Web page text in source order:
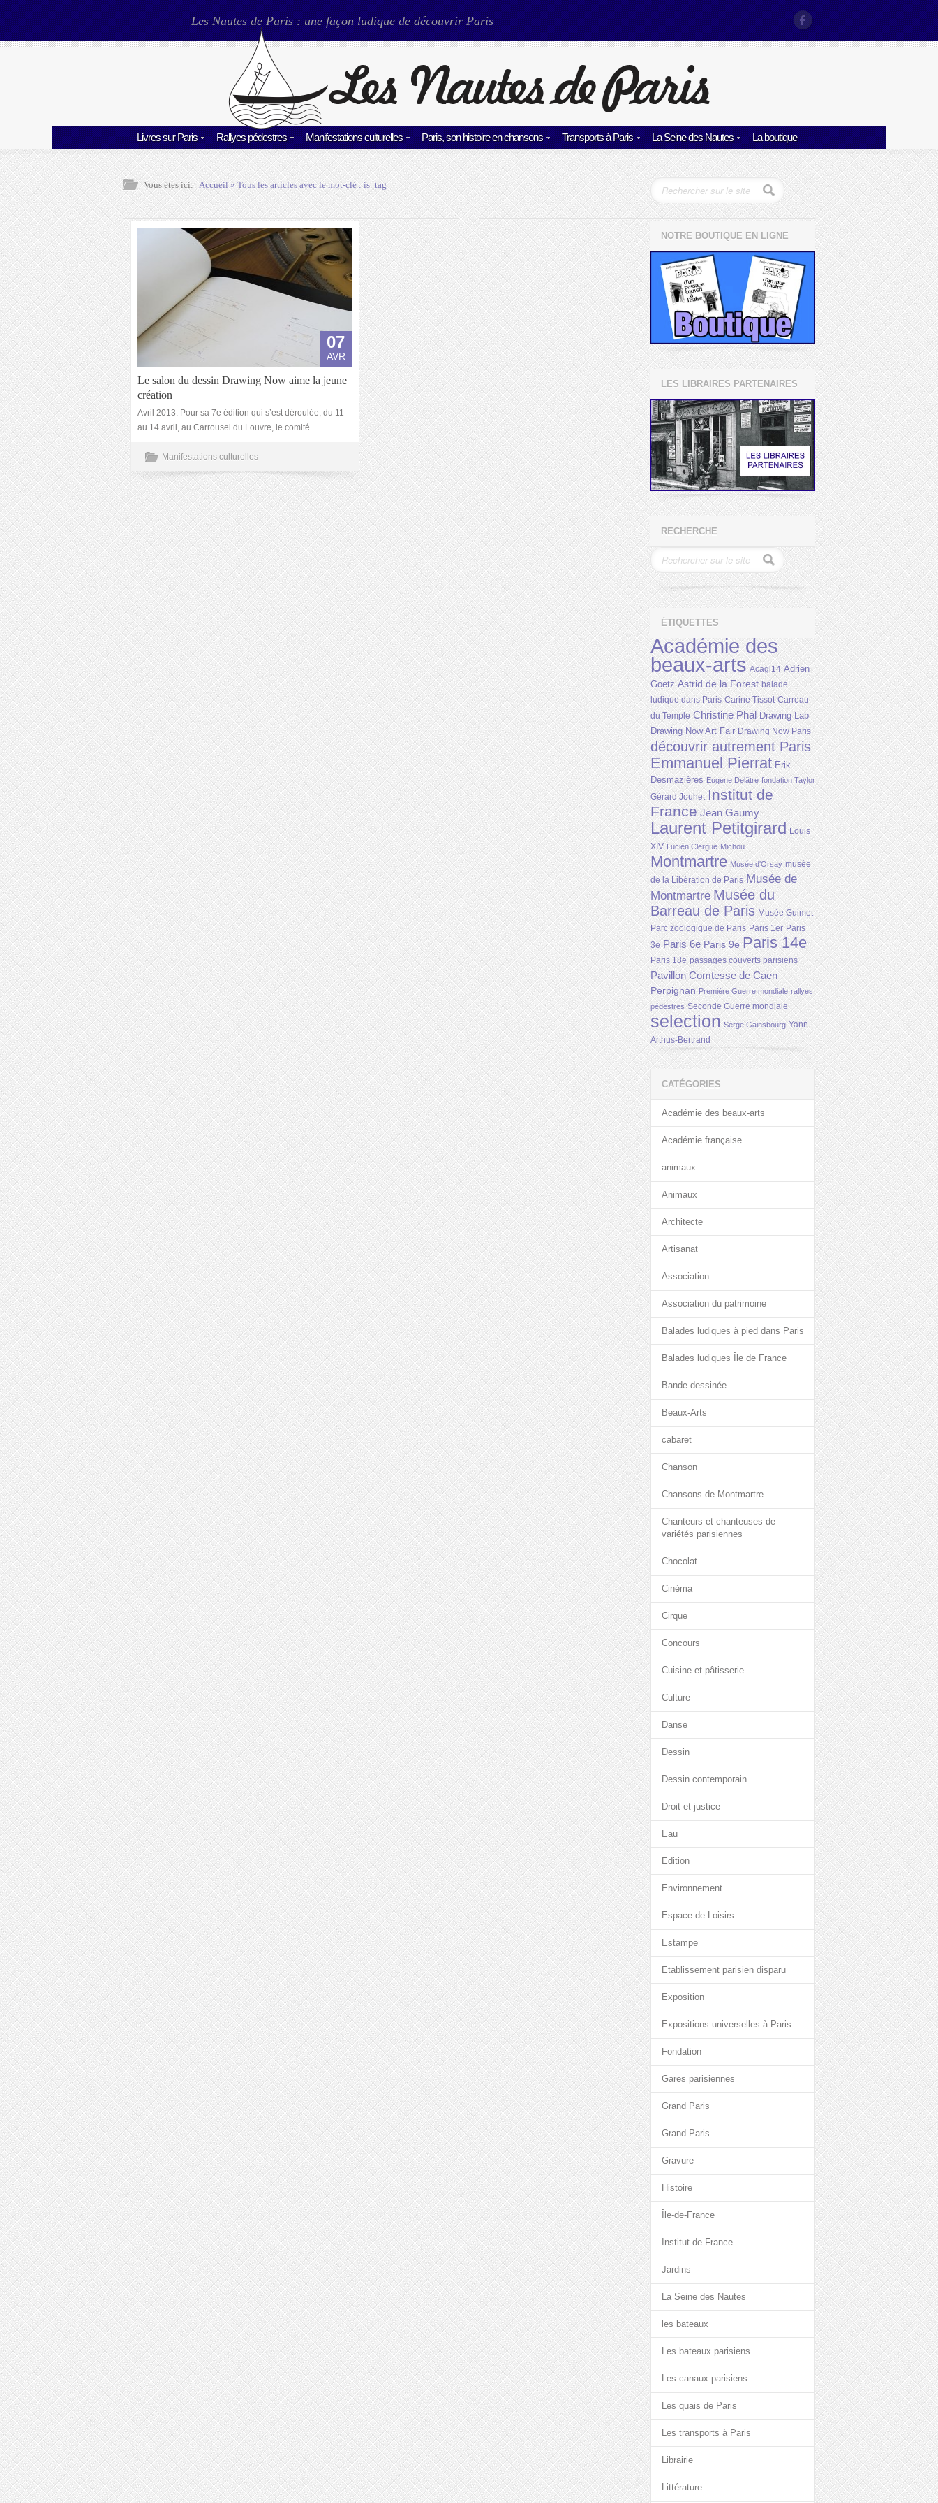
Les Nautes de Paris : une façon ludique de découvrir Paris
Livres sur Paris Rallyes pédestres Manifestations culturelles Paris, son histoire en chansons Transports à Paris La Seine des Nautes La boutique
Vous êtes ici: Accueil» Tous les articles avec le mot-clé :is_tag
07
AVR
Le salon du dessin Drawing Now aime la jeune
création
Avril 2013. Pour sa 7e édition qui s’est déroulée, du 11
au 14 avril, au Carrousel du Louvre, le comité
Manifestations culturelles
NOTRE BOUTIQUE EN LIGNE
LES LIBRAIRES PARTENAIRES
RECHERCHE
ÉTIQUETTES
Académie des
beaux-arts Acagl14 Adrien
Goetz Astrid de la Forest balade
ludique dans Paris Carine Tissot Carreau
du Temple Christine Phal Drawing Lab
Drawing Now Art Fair Drawing Now Paris
découvrir autrement Paris
Emmanuel Pierrat Erik
Desmazières Eugène Delâtre fondation Taylor
Gérard Jouhet Institut de
France Jean Gaumy
Laurent Petitgirard Louis
XIV Lucien Clergue Michou
Montmartre Musée d'Orsay musée
de la Libération de Paris Musée de
Montmartre Musée du
Barreau de Paris Musée Guimet
Parc zoologique de Paris Paris 1er Paris
3e Paris 6e Paris 9e Paris 14e
Paris 18e passages couverts parisiens
Pavillon Comtesse de Caen
Perpignan Première Guerre mondiale rallyes
pédestres Seconde Guerre mondiale
selection Serge Gainsbourg Yann
Arthus-Bertrand
CATÉGORIES
Académie des beaux-arts
Académie française
animaux
Animaux
Architecte
Artisanat
Association
Association du patrimoine
Balades ludiques à pied dans Paris
Balades ludiques Île de France
Bande dessinée
Beaux-Arts
cabaret
Chanson
Chansons de Montmartre
Chanteurs et chanteuses de
variétés parisiennes
Chocolat
Cinéma
Cirque
Concours
Cuisine et pâtisserie
Culture
Danse
Dessin
Dessin contemporain
Droit et justice
Eau
Edition
Environnement
Espace de Loisirs
Estampe
Etablissement parisien disparu
Exposition
Expositions universelles à Paris
Fondation
Gares parisiennes
Grand Paris
Grand Paris
Gravure
Histoire
Île-de-France
Institut de France
Jardins
La Seine des Nautes
les bateaux
Les bateaux parisiens
Les canaux parisiens
Les quais de Paris
Les transports à Paris
Librairie
Littérature